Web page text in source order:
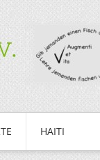
HAITI